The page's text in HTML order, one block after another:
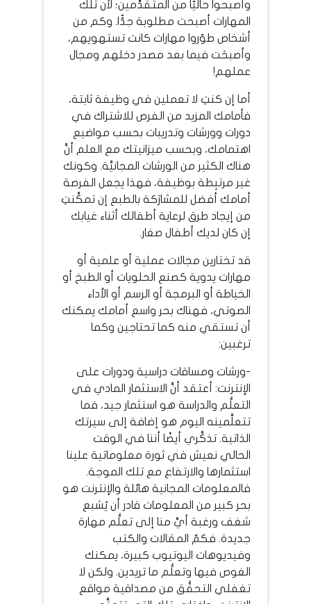
وأصبحوا حاليًّا من المتقدِّمين؛ لأن تلك
المهارات أصبحت مطلوبة جدًّا. وكم من
أشخاص طوّروا مهارات كانت تستهويهم،
وأصبحَت فيما بعد مصدر دخلهم ومجال
عملهم!
أما إن كنتِ لا تعملين في وظيفة ثابتة،
فأمامك المزيد من الفرص للاشتراك في
دورات وورشات وتدريبات بحسب مواضيع
اهتمامك، وبحسب ميزانيتك مع العلم أنَّ
هناك الكثير من الورشات المجانيَّة. وكونك
غير مرتبِطة بوظيفة، فهذا يجعل الفرصة
أمامك أفضل للمشارَكة بالطبع إن تمكَّنتِ
من إيجاد طرق لرعاية أطفالك أثناء غيابك
إن كان لديك أطفال صغار.
قد تختارين مجالات عملية أو علمية أو
مهارات يدوية كصنع الحلويات أو الطبخ أو
الخياطة أو البرمجة أو الرسم أو الأداء
الصوتي، فهناك بحر واسع أمامك يمكنك
أن تستقي منه كما تحتاجين وكما
ترغبين:
-ورشات ومساقات دراسية ودورات على
الإنترنت: أعتقد أنَّ الاستثمار المادي في
التعلُّم والدراسة هو استثمار جيد، فما
تتعلَّمينه اليوم هو إضافة إلى سيرتك
الذاتية. تذكَّري أيضًا أننا في الوقت
الحالي نعيش في ثورة معلوماتية علينا
استثمارها والارتفاع مع تلك الموجة.
فالمعلومات المجانية هائلة والإنترنت هو
بحر كبير من المعلومات قادر أن يُشبع
شغف ورغبة أيٍّ منا إلى تعلُّم مهارة
جديدة. فكمّ المقالات والكتب
وفيديوهات اليوتيوب كبيرة، يمكنك
الغوص فيها وتعلُّم ما تريدين. ولكن لا
تغفلي التحقُّق من مصداقية مواقع